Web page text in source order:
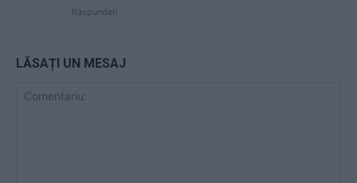
Răspundeți
LĂSAȚI UN MESAJ